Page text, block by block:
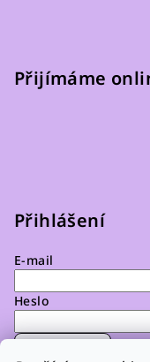
Přijímáme
Přihlášení
E-mail
Heslo